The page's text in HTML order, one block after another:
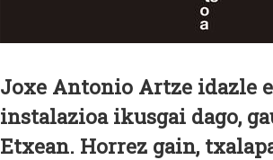
Joxe Antonio Artze idazle
instalazioa ikusgai dago,
Etxean. Horrez gain,